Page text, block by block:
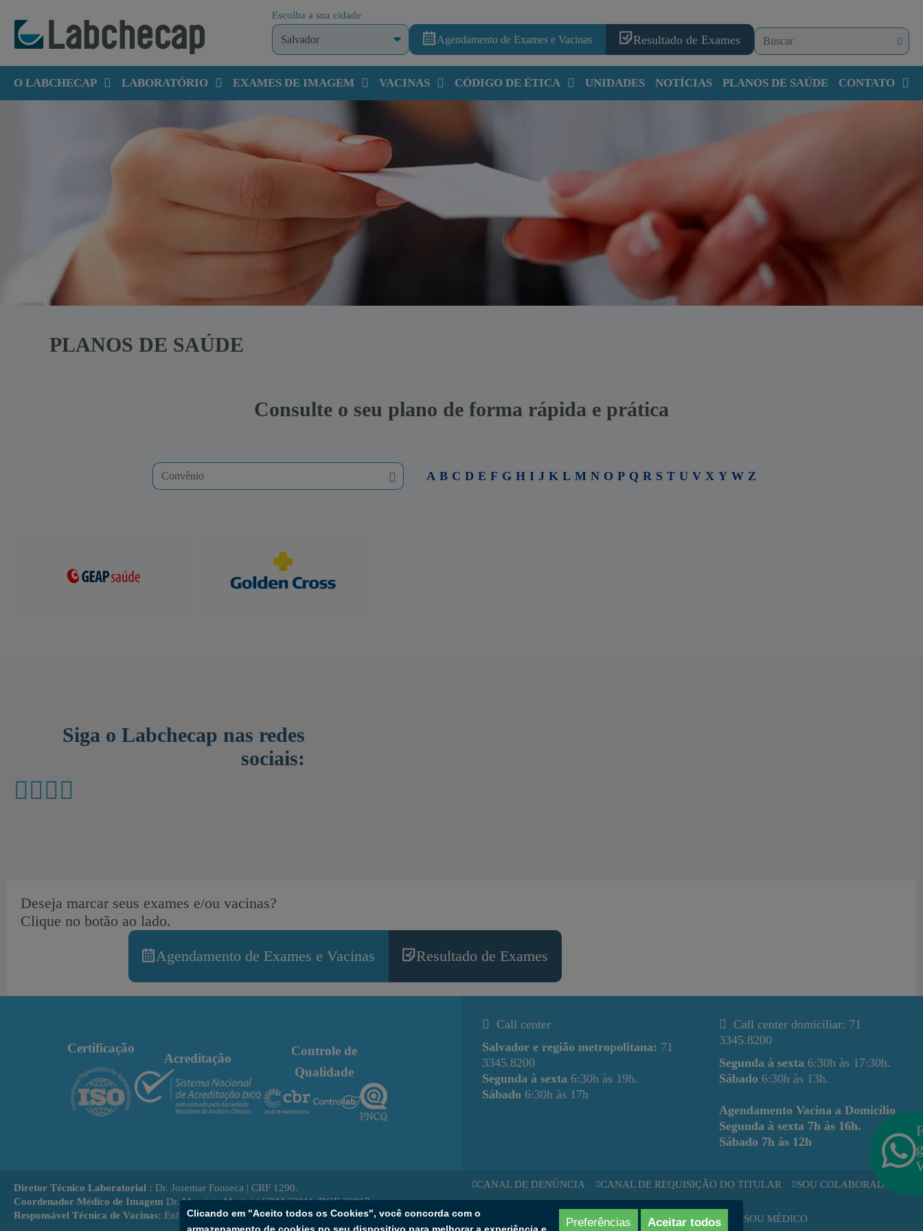
Escolha a sua cidade
Agendamento de Exames e Vacinas Resultado de Exames
O LABCHECAP LABORATÓRIO EXAMES DE IMAGEM VACINAS CÓDIGO DE ÉTICA UNIDADES NOTÍCIAS PLANOS DE SAÚDE CONTATO
PLANOS DE SAÚDE
Consulte o seu plano de forma rápida e prática
A B C D E F G H I J K L M N O P Q R S T U V X Y W Z
Siga o Labchecap nas redes
sociais:
Deseja marcar seus exames e/ou vacinas?
Clique no botão ao lado.
Agendamento de Exames e Vacinas Resultado de Exames
Certificação
Acreditação
Controle de
Qualidade
Call center
Salvador e região metropolitana: 71
3345.8200
Segunda à sexta 6:30h às 19h.
Sábado 6:30h às 17h
Call center domiciliar: 71
3345.8200
Segunda à sexta 6:30h às 17:30h.
Sábado 6:30h às 13h.
Agendamento Vacina a Domicílio
Segunda à sexta 7h às 16h.
Sábado 7h às 12h
Diretor Técnico Laboratorial : Dr. Josemar Fonseca | CRF 1290.
Coordenador Médico de Imagem Dr. Mauricio Martini | CRM 23811 /RQE 20817.
Responsável Técnica de Vacinas: Enf. Kátia Bulhões | COREN BA: 228186
CANAL DE DENÚNCIA CANAL DE REQUISIÇÃO DO TITULAR SOU COLABORADOR
SOU EMPRESA SOU MÉDICO
Clicando em "Aceito todos os Cookies", você concorda com o
Preferências Aceitar todos